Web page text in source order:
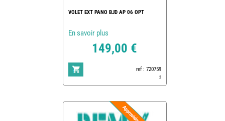
VOLET EXT PANO BJD AP 06 OPT
En savoir plus
149,00 €
ref : 720759
2